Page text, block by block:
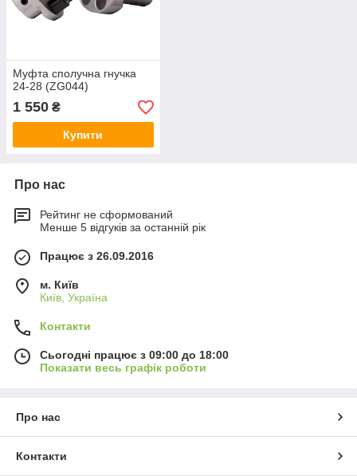
Муфта сполучна гнучка
24-28 (ZG044)
1 550 ₴
Купити
Про нас
Рейтинг не сформований
Менше 5 відгуків за останній рік
Працює з 26.09.2016
м. Київ
Київ, Україна
Контакти
Сьогодні працює з 09:00 до 18:00
Показати весь графік роботи
Про нас
Контакти